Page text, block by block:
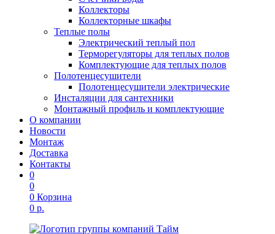
Коллекторы
Коллекторные шкафы
Теплые полы
Электрический теплый пол
Терморегуляторы для теплых полов
Комплектующие для теплых полов
Полотенцесушители
Полотенцесушители электрические
Инсталяции для сантехники
Монтажный профиль и комплектующие
О компании
Новости
Монтаж
Доставка
Контакты
0
0
0 Корзина
0 р.